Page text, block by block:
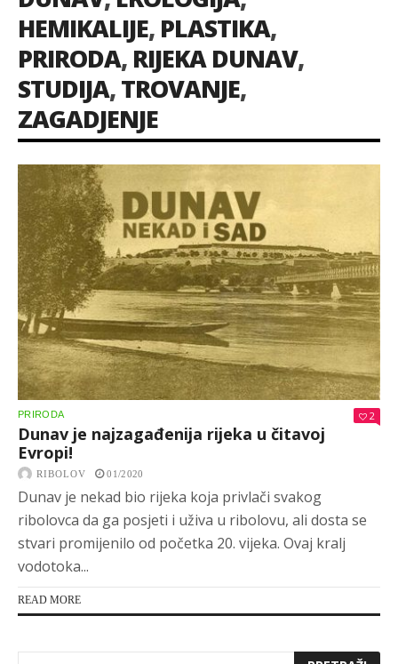
HEMIKALIJE, PLASTIKA,
PRIRODA, RIJEKA DUNAV,
STUDIJA,TROVANJE,
ZAGADJENJE
PRIRODA 2
Dunav je najzagađenija rijeka u čitavoj
Evropi!
RIBOLOV 01/2020
Dunav je nekad bio rijeka koja privlači svakog
ribolovca da ga posjeti i uživa u ribolovu, ali dosta se
stvari promijenilo od početka 20. vijeka. Ovaj kralj
vodotoka...
READ MORE